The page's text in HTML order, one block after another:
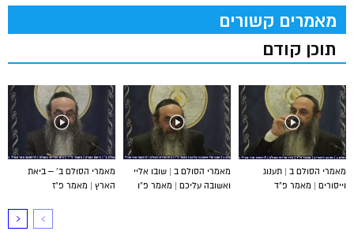
מאמרים קשורים
תוכן קודם
מאמרי הסולם ב’ – ביאת
הארץ | מאמר פ”ז
מאמרי הסולם ב | שובו אליי
ואשובה עליכם | מאמר פ”ו
מאמרי הסולם ב | תענוג
וייסורים | מאמר פ”ד